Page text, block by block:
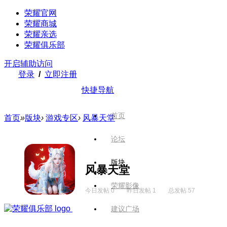
荣耀官网
荣耀商城
荣耀亲选
荣耀俱乐部
开启辅助访问
登录 / 立即注册
快捷导航
首页
论坛
版块
荣耀影像
建议广场
首页»版块› 游戏专区› 风暴天堂
风暴天堂
今日发帖 0 昨日发帖 1 总发帖 57